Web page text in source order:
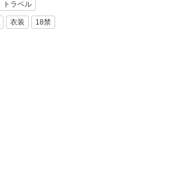
トラベル
衣装 18禁